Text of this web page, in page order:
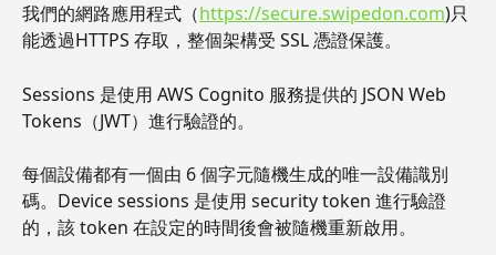
我們的網路應用程式（https://secure.swipedon.com)只
能透過HTTPS 存取，整個架構受 SSL 憑證保護。
Sessions 是使用 AWS Cognito 服務提供的 JSON Web
Tokens（JWT）進行驗證的。
每個設備都有一個由 6 個字元隨機生成的唯一設備識別
碼。Device sessions 是使用 security token 進行驗證
的，該 token 在設定的時間後會被隨機重新啟用。